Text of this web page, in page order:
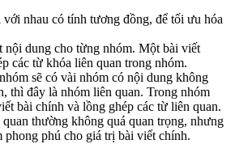
nhau có tính tương đồng, để tối ưu hóa
nội dung cho từng nhóm. Một bài viết
các từ khóa liên quan trong nhóm.
sẽ có vài nhóm có nội dung không
thì đây là nhóm liên quan. Trong nhóm
bài chính và lồng ghép các từ liên quan.
thường không quá quan trọng, nhưng
phong phú cho giá trị bài viết chính.